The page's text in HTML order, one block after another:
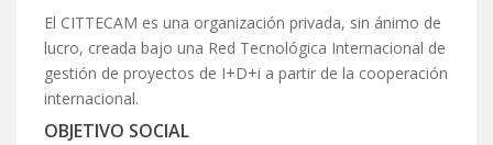
El CITTECAM es una organización privada, sin ánimo de
lucro, creada bajo una Red Tecnológica Internacional de
gestión de proyectos de I+D+i a partir de la cooperación
internacional.
OBJETIVO SOCIAL